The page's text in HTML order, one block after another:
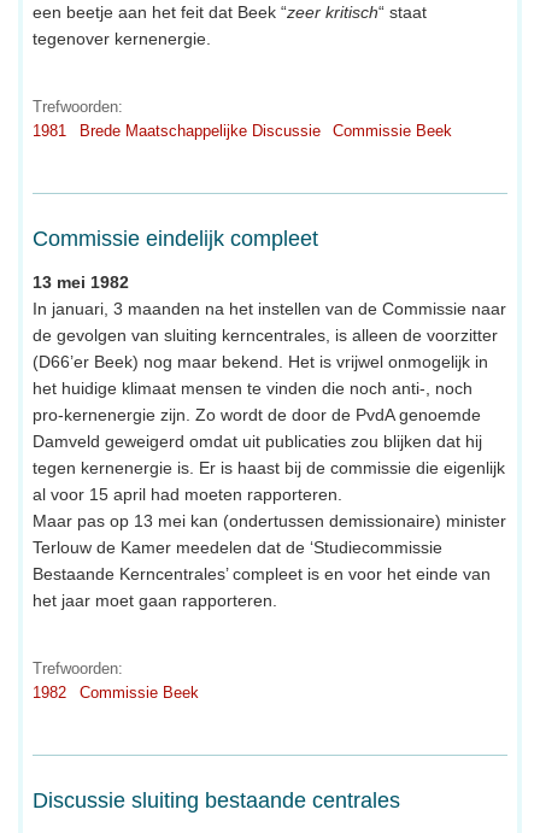
een beetje aan het feit dat Beek “zeer kritisch“ staat
tegenover kernenergie.
Trefwoorden:
1981
Brede Maatschappelijke Discussie Commissie Beek
Commissie eindelijk compleet
13 mei 1982
In januari, 3 maanden na het instellen van de Commissie naar
de gevolgen van sluiting kerncentrales, is alleen de voorzitter
(D66’er Beek) nog maar bekend. Het is vrijwel onmogelijk in
het huidige klimaat mensen te vinden die noch anti-, noch
pro-kernenergie zijn. Zo wordt de door de PvdA genoemde
Damveld geweigerd omdat uit publicaties zou blijken dat hij
tegen kernenergie is. Er is haast bij de commissie die eigenlijk
al voor 15 april had moeten rapporteren.
Maar pas op 13 mei kan (ondertussen demissionaire) minister
Terlouw de Kamer meedelen dat de ‘Studiecommissie
Bestaande Kerncentrales’ compleet is en voor het einde van
het jaar moet gaan rapporteren.
Trefwoorden:
1982
Commissie Beek
Discussie sluiting bestaande centrales